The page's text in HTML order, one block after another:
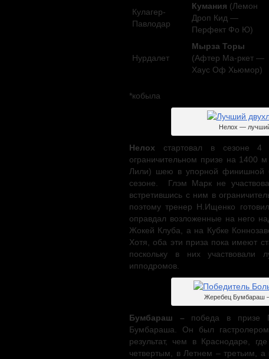
Кулагер-
Павлодар
Кумания (Лемон
Дроп Кид —
Перфект Фо Ю)
Нурдалет
Мырза Торы
(Афтер Ма-ркет —
Хаус Оф Хьюмор)
*кобыла
Нелох —
Нелох стартовал в сезоне
ограничительном призе на 1400
Лили) шею в упорной
сезоне. Глэм Марк не
встретившись с ним в
поэтому тренер Н.Ищенко
оправдал возложенные на него
Жокей Клуба, а на Кубке
Хотя, оба эти приза пока имеют
поскольку в них участвовали
ипподромов.
Жеребец Бумбараш
Бумбараш – победа в призе
Бумбараша. Он был
результат, чем в Краснодаре,
четвертым, в Летнем – третьим,